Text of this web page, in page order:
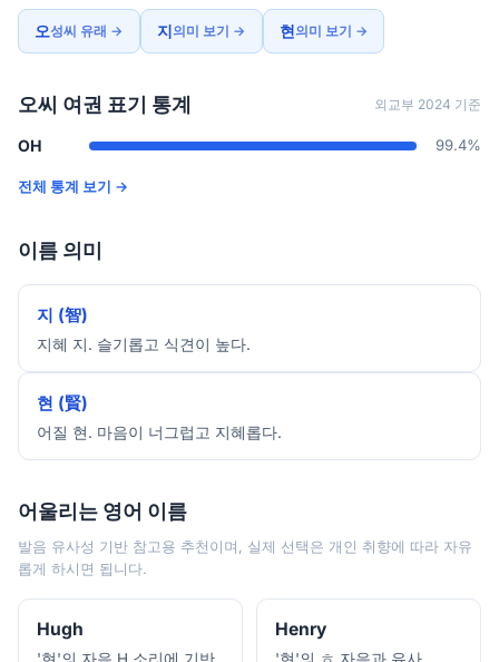
오성씨 유래 → 지의미 보기 → 현의미 보기 →
오씨 여권 표기 통계 외교부 2024 기준
OH 99.4%
전체 통계 보기 →
이름 의미
지 (智)
지혜 지. 슬기롭고 식견이 높다.
현 (賢)
어질 현. 마음이 너그럽고 지혜롭다.
어울리는 영어 이름
발음 유사성 기반 참고용 추천이며, 실제 선택은 개인 취향에 따라 자유
롭게 하시면 됩니다.
Hugh
'현'의 자음 H 소리에 기반
Henry
'현'의 ㅎ 자음과 유사